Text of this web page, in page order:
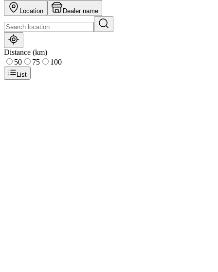
Location Dealer name
Distance (km)
50
75 100
List